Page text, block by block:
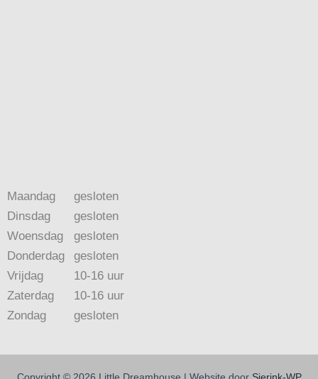
Maandag
Dinsdag
Woensdag
Donderdag
Vrijdag
Zaterdag
Zondag
gesloten
gesloten
gesloten
gesloten
10-16 uur
10-16 uur
gesloten